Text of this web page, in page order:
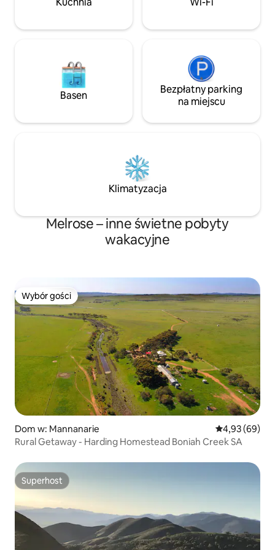
Sprawdź nas w
Basen
Bezpłatny parking
na miejscu
Klimatyzacja
Melrose – inne świetne pobyty
wakacyjne
Wybór gości
Wybór gości
Dom w: Mannanarie Średnia
4,93 (69)
Rural Getaway - Harding Homestead Boniah Creek SA
Superhost
Superhost